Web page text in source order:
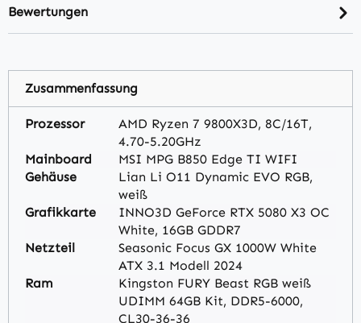
Bewertungen
Zusammenfassung
Prozessor
AMD Ryzen 7 9800X3D, 8C/16T,
4.70-5.20GHz
Mainboard
MSI MPG B850 Edge TI WIFI
Gehäuse
Lian Li O11 Dynamic EVO RGB,
weiß
Grafikkarte
INNO3D GeForce RTX 5080 X3 OC
White, 16GB GDDR7
Netzteil
Seasonic Focus GX 1000W White
ATX 3.1 Modell 2024
Ram
Kingston FURY Beast RGB weiß
UDIMM 64GB Kit, DDR5-6000,
CL30-36-36